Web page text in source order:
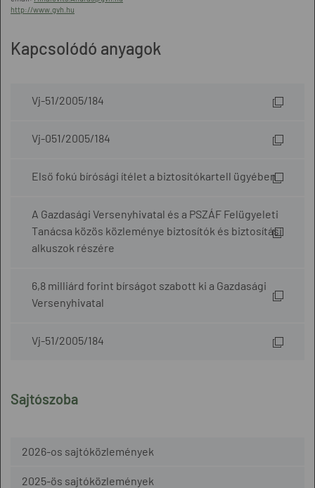
Sajtószoba
2026-os sajtóközlemények
2025-ös sajtóközlemények
http://www.gvh.hu
Kapcsolódó anyagok
Vj-51/2005/184
Vj-051/2005/184
Első fokú bírósági ítélet a biztosítókartell ügyében
A Gazdasági Versenyhivatal és a PSZÁF Felügyeleti
Tanácsa közös közleménye biztosítók és biztosítási
alkuszok részére
6,8 milliárd forint bírságot szabott ki a Gazdasági
Versenyhivatal
Vj-51/2005/184